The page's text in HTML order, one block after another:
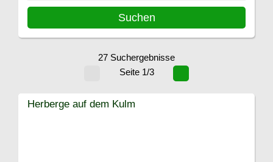
27 Suchergebnisse
Seite 1/3
Herberge auf dem Kulm